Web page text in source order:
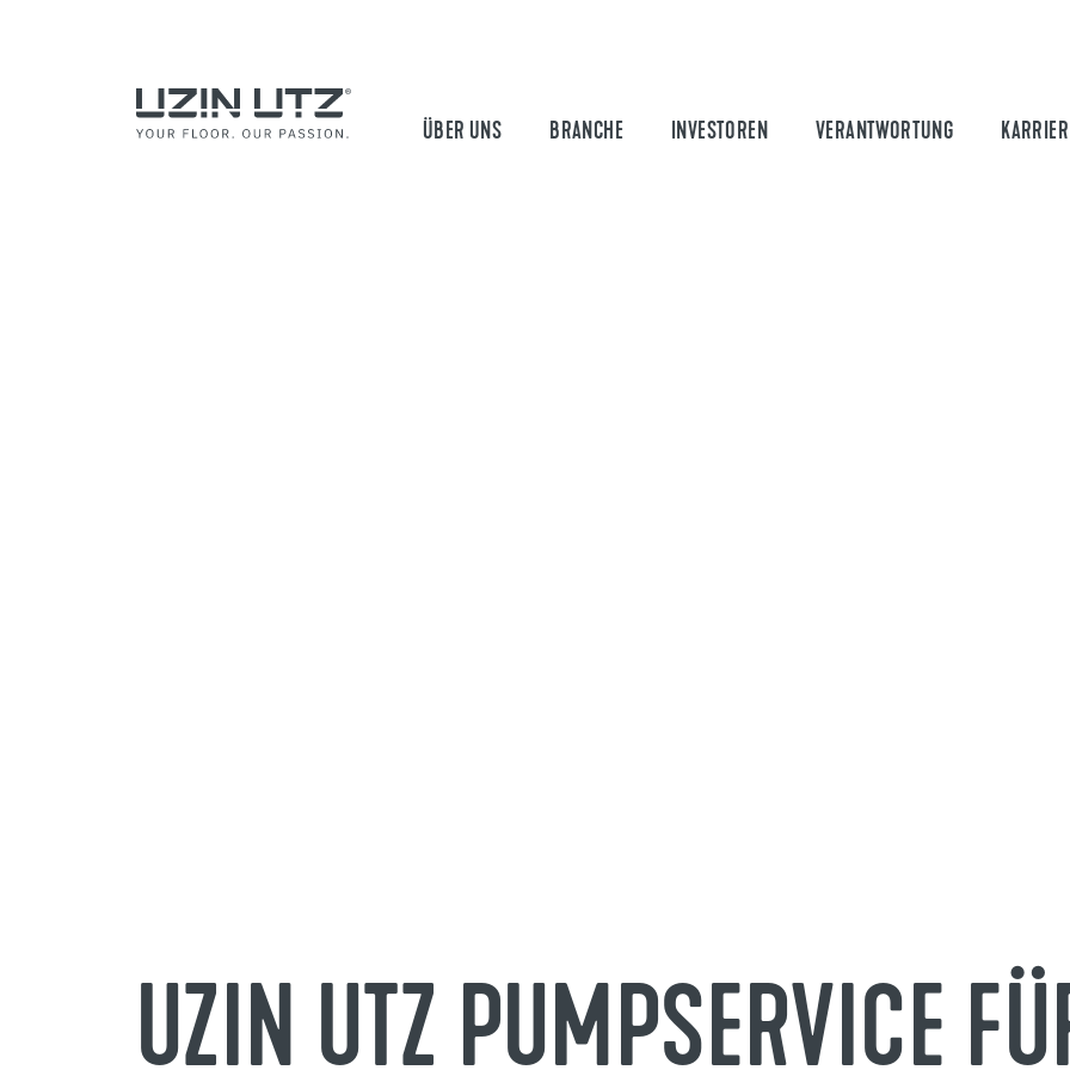
ÜBER UNS BRANCHE INVESTOREN VERANTWORTUNG
UZIN UTZ PUMPSERVICE